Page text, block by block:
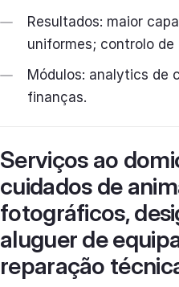
Resultados: maior
uniformes; controlo
Módulos: analytics de
finanças.
Serviços ao
cuidados de
fotográficos,
aluguer de
reparação